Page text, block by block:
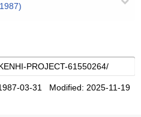
03-31 Modified: 2025-11-19